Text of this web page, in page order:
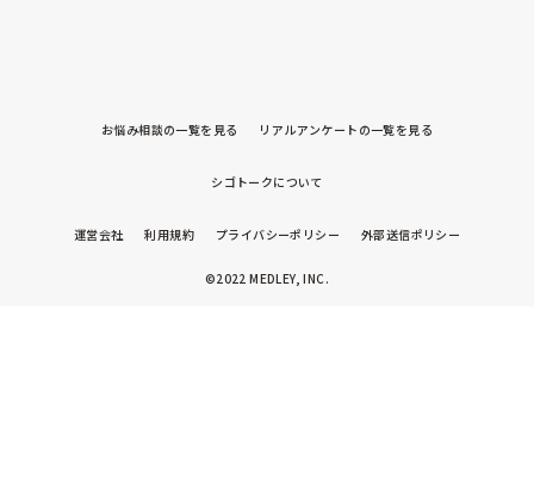
「もっともっと」で頑張るんじゃないんですかね。
儲けは二の次、なのに利益優先けしからん
お悩み相談の一覧を見る リアルアンケートの一覧を見る
シゴトークについて
運営会社 利用規約 プライバシーポリシー 外部送信ポリシー
©2022 MEDLEY, INC.